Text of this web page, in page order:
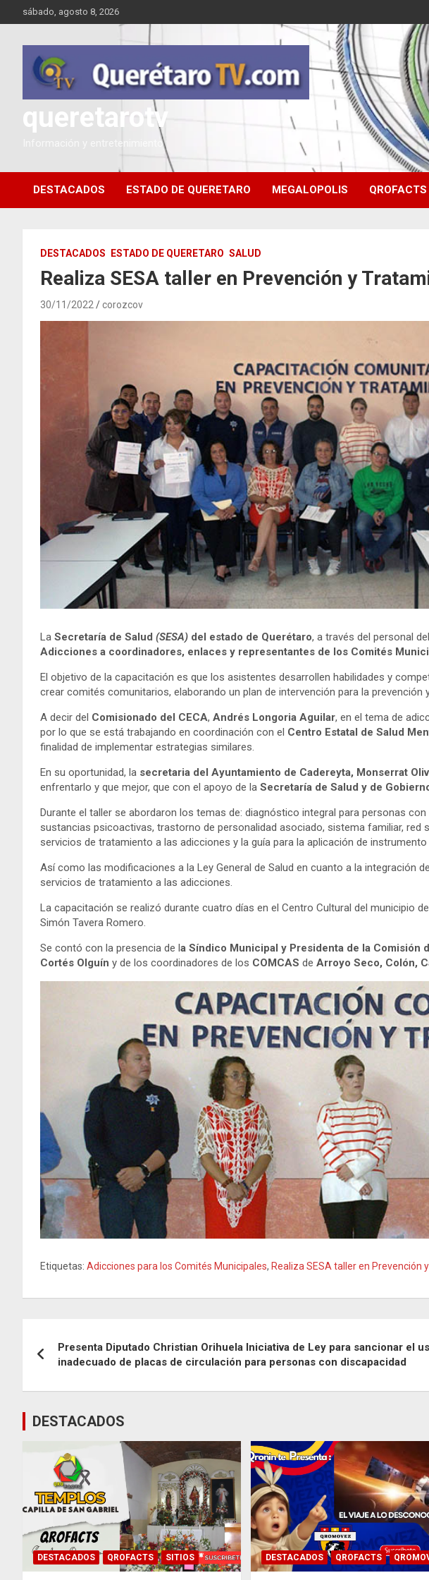
al
sábado, agosto 8, 2026
queretarotv
Información y entretenimiento
DESTACADOS ESTADO DE QUERETARO MEGALOPOLIS QROFACTS
DESTACADOS ESTADO DE QUERETARO SALUD
Realiza SESA taller en Prevención y
30/11/2022 corozcov
La Secretaría de Salud (SESA) del estado de Querétaro, a través del personal del
Adicciones a coordinadores, enlaces y representantes de los Comités
El objetivo de la capacitación es que los asistentes desarrollen habilidades y
crear comités comunitarios, elaborando un plan de intervención para la
A decir del Comisionado del CECA, Andrés Longoria Aguilar, en el tema de
por lo que se está trabajando en coordinación con el Centro Estatal de Salud
finalidad de implementar estrategias similares.
En su oportunidad, la secretaria del Ayuntamiento de Cadereyta, Monserrat
enfrentarlo y que mejor, que con el apoyo de la Secretaría de Salud y de
Durante el taller se abordaron los temas de: diagnóstico integral para personas
sustancias psicoactivas, trastorno de personalidad asociado, sistema familiar,
servicios de tratamiento a las adicciones y la guía para la aplicación de
Así como las modificaciones a la Ley General de Salud en cuanto a la integración
servicios de tratamiento a las adicciones.
La capacitación se realizó durante cuatro días en el Centro Cultural del municipio
Simón Tavera Romero.
Se contó con la presencia de la Síndico Municipal y Presidenta de la Comisión
Cortés Olguín y de los coordinadores de los COMCAS de Arroyo Seco, Colón,
Etiquetas: Adicciones para los Comités Municipales, Realiza SESA taller en Prevención
de
entradas
Presenta Diputado Christian Orihuela Iniciativa de Ley para sancionar el
inadecuado de placas de circulación para personas con discapacidad
DESTACADOS
DESTACADOS QROFACTS SITIOS DESTACADOS QROFACTS